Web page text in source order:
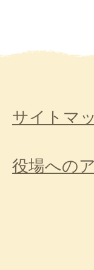
サイトマ
役場への